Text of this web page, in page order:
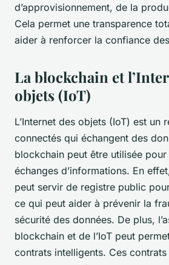
d’approvisionnement, de la
Cela permet une transparence
aider à renforcer la confiance
La blockchain et
objets (IoT)
L’Internet des objets (IoT) est un
connectés qui échangent des
blockchain peut être utilisée
échanges d’informations. En
peut servir de registre public
ce qui peut aider à prévenir la
sécurité des données. De plus,
blockchain et de l’IoT peut
contrats intelligents. Ces